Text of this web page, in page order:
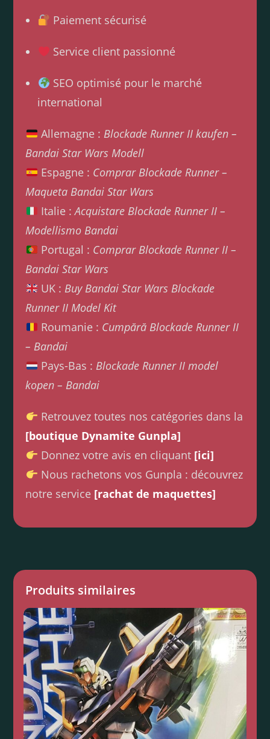
Paiement sécurisé
Service client passionné
SEO optimisé pour le marché
international
Allemagne : Blockade Runner II kaufen –
Bandai Star Wars Modell
Espagne : Comprar Blockade Runner –
Maqueta Bandai Star Wars
Italie :Acquistare Blockade Runner II –
Modellismo Bandai
Portugal : Comprar Blockade Runner II –
Bandai Star Wars
UK : Buy Bandai Star Wars Blockade
Runner II Model Kit
Roumanie : Cumpără Blockade Runner II
– Bandai
Pays-Bas : Blockade Runner II model
kopen – Bandai
Retrouvez toutes nos catégories dans la
[boutique Dynamite Gunpla]
Donnez votre avis en cliquant [ici]
Nous rachetons vos Gunpla : découvrez
notre service [rachat de maquettes]
Produits similaires